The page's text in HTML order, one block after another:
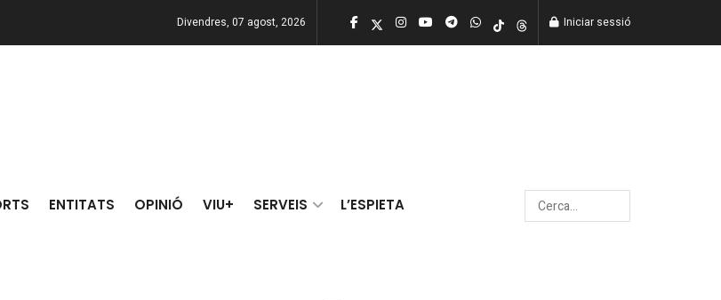
Divendres, 07 agost, 2026 Iniciar sessió
ENTITATS OPINIÓ VIU+ SERVEIS L’ESPIETA